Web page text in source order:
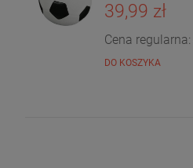
39,99 zł
Cena regularna:
DO KOSZYKA
36,00 zł
DO KOSZYKA